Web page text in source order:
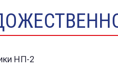
межрегиональных